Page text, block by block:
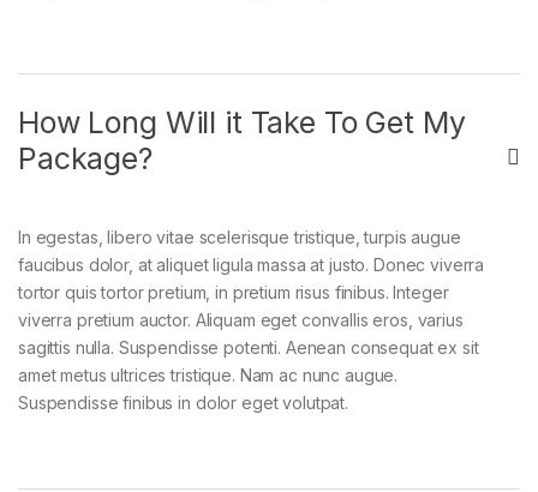
How Long Will it Take To Get My
Package?
In egestas, libero vitae scelerisque tristique, turpis augue
faucibus dolor, at aliquet ligula massa at justo. Donec viverra
tortor quis tortor pretium, in pretium risus finibus. Integer
viverra pretium auctor. Aliquam eget convallis eros, varius
sagittis nulla. Suspendisse potenti. Aenean consequat ex sit
amet metus ultrices tristique. Nam ac nunc augue.
Suspendisse finibus in dolor eget volutpat.